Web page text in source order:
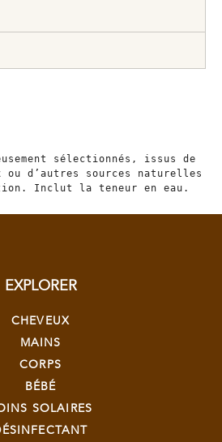
sélectionnés, issus de
ou d’autres sources naturelles
Inclut la teneur en eau.
EXPLORER
CHEVEUX
MAINS
CORPS
BÉBÉ
SOLAIRES